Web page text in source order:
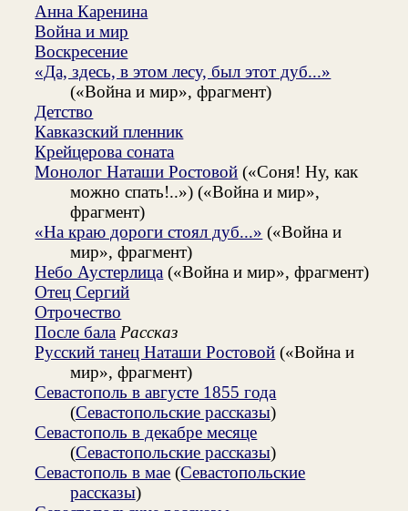
Анна Каренина
Война и мир
Воскресение
«Да, здесь, в этом лесу, был этот дуб...»
(«Война и мир», фрагмент)
Детство
Кавказский пленник
Крейцерова соната
Монолог Наташи Ростовой («Соня! Ну, как
можно спать!..») («Война и мир»,
фрагмент)
«На краю дороги стоял дуб...» («Война и
мир», фрагмент)
Небо Аустерлица («Война и мир», фрагмент)
Отец Сергий
Отрочество
После бала Рассказ
Русский танец Наташи Ростовой («Война и
мир», фрагмент)
Севастополь в августе 1855 года
(Севастопольские рассказы)
Севастополь в декабре месяце
(Севастопольские рассказы)
Севастополь в мае (Севастопольские
рассказы)